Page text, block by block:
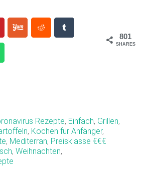
801
SHARES
Rezepte, Einfach, Grillen,
, Kochen für Anfänger,
, Mediterran, Preisklasse €€€
, Weihnachten,